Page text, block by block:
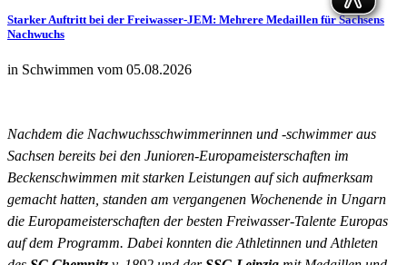
Starker Auftritt bei der Freiwasser-JEM: Mehrere Medaillen für Sachsens
Nachwuchs
in Schwimmen vom 05.08.2026
Nachdem die Nachwuchsschwimmerinnen und -schwimmer aus
Sachsen bereits bei den Junioren-Europameisterschaften im
Beckenschwimmen mit starken Leistungen auf sich aufmerksam
gemacht hatten, standen am vergangenen Wochenende in Ungarn
die Europameisterschaften der besten Freiwasser-Talente Europas
auf dem Programm. Dabei konnten die Athletinnen und Athleten